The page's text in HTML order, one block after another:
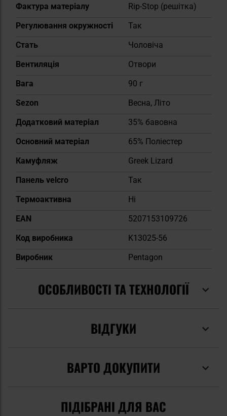
Фактура матеріалу
Rip-Stop (решітка)
Регулювання окружності
Так
Cтать
Чоловіча
Вентиляція
Отвори
Вага
90 г
Sezon
Весна, Літо
Додатковий матеріал
35% бавовна
Основний матеріал
65% Поліестер
Камуфляж
Greek Lizard
Панель velcro
Так
Термоактивна
Ні
EAN
5207153109726
Код виробника
K13025-56
Виробник
Pentagon
ОСОБЛИВОСТІ ТА ТЕХНОЛОГІЇ
ВІДГУКИ
ВАРТО ДОКУПИТИ
ПІДІБРАНІ ДЛЯ ВАС